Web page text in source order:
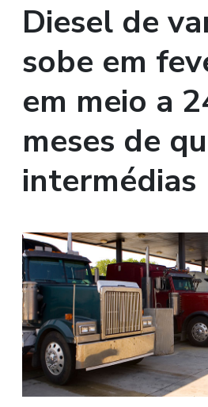
Diesel de
sobe em
em meio a
meses de
intermédias